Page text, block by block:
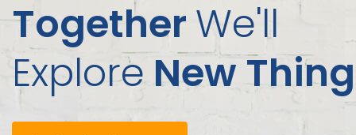
TogetherWe'll
Explore New